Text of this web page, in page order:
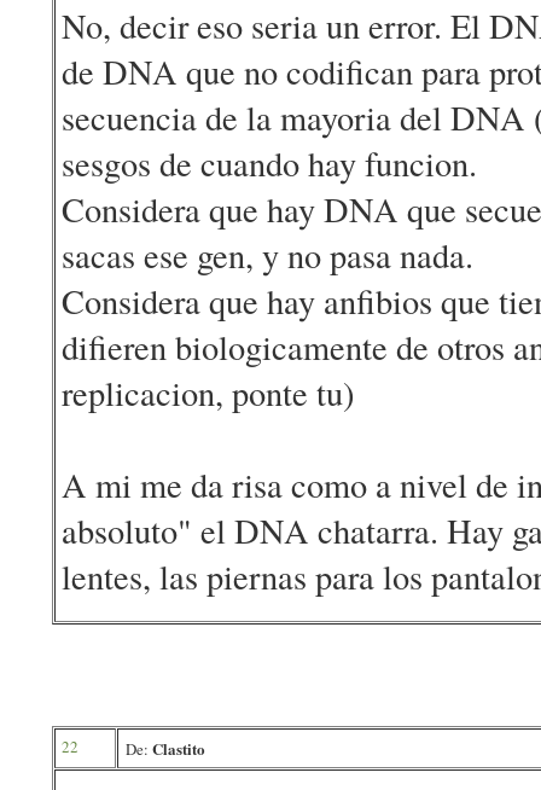
No, decir eso seria un error. El
de DNA que no codifican para
secuencia de la mayoria del DNA
sesgos de cuando hay funcion.
Considera que hay DNA que
sacas ese gen, y no pasa nada.
Considera que hay anfibios que
difieren biologicamente de otros
replicacion, ponte tu)
A mi me da risa como a nivel de
absoluto" el DNA chatarra. Hay
lentes, las piernas para los
22 De: Clastito